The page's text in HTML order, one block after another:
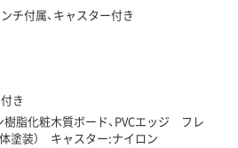
チ付属、キャスター付き
き
樹脂化粧木質ボード、PVCエッジ フレ
体塗装） キャスター:ナイロン